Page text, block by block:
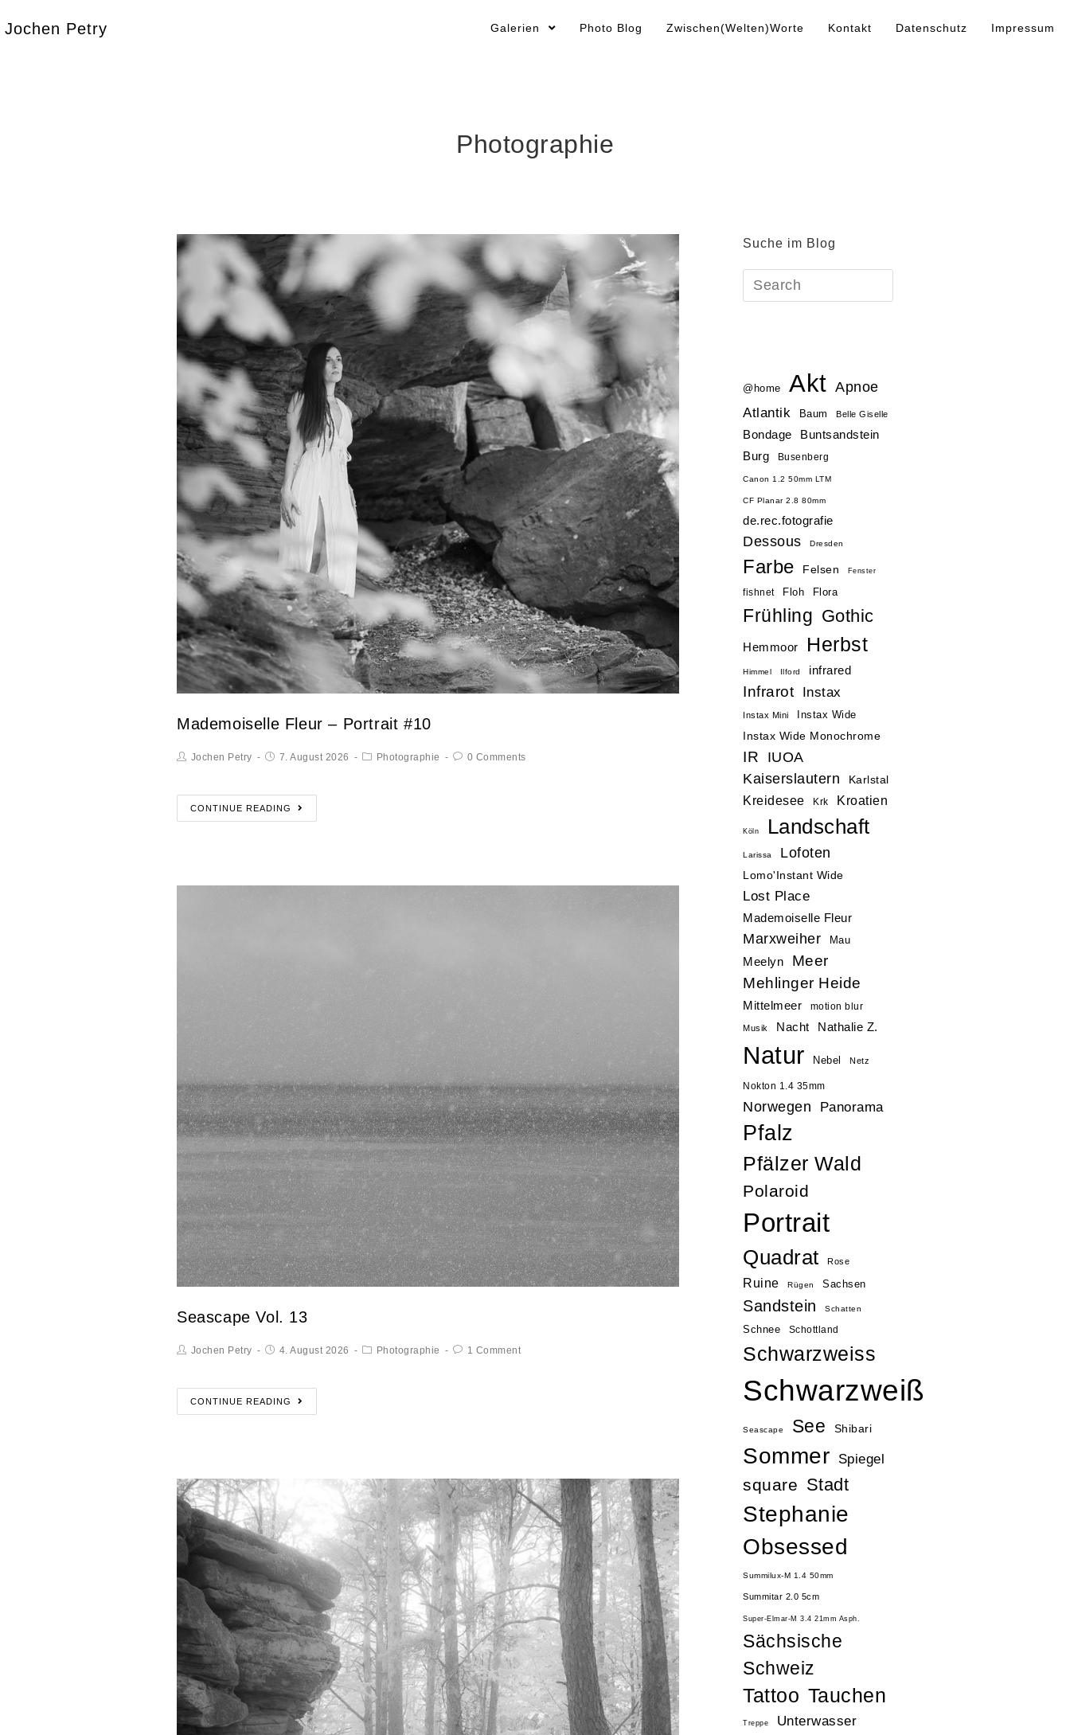
Jochen Petry Galerien Photo Blog Zwischen(Welten)Worte Kontakt Datenschutz Impressum
Photographie
Mademoiselle Fleur – Portrait #10
Jochen Petry 7. August 2026 Photographie 0 Comments
CONTINUE READING
Seascape Vol. 13
Jochen Petry 4. August 2026 Photographie 1 Comment
CONTINUE READING
Suche im Blog
@home Akt Apnoe
Atlantik Baum Belle Giselle
Bondage Buntsandstein
Burg Busenberg
Canon 1.2 50mm LTM
CF Planar 2.8 80mm
de.rec.fotografie
Dessous Dresden
Farbe Felsen Fenster
fishnet Floh Flora
Frühling Gothic
Hemmoor Herbst
Himmel Ilford infrared
Infrarot Instax
Instax Mini
Instax Wide
Instax Wide Monochrome
IR
IUOA
Kaiserslautern
Karlstal
Kreidesee Krk Kroatien
Köln Landschaft
Larissa Lofoten
Lomo'Instant Wide
Lost Place
Mademoiselle Fleur
Marxweiher Mau
Meelyn
Meer
Mehlinger Heide
Mittelmeer motion blur
Musik Nacht Nathalie Z.
Natur Nebel Netz
Nokton 1.4 35mm
Norwegen Panorama
Pfalz
Pfälzer Wald
Polaroid
Portrait
Quadrat Rose
Ruine Rügen Sachsen
Sandstein Schatten
Schnee Schottland
Schwarzweiss
Schwarzweiß
Seascape See Shibari
Sommer Spiegel
square Stadt
Stephanie
Obsessed
Summilux-M 1.4 50mm
Summitar 2.0 5cm
Super-Elmar-M 3.4 21mm Asph.
Sächsische
Schweiz
Tattoo Tauchen
Treppe Unterwasser